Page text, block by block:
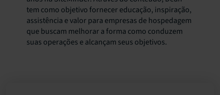
tem como objetivo fornecer educação, inspiração,
assistência e valor para empresas de hospedagem
que buscam melhorar a forma como conduzem
suas operações e alcançam seus objetivos.